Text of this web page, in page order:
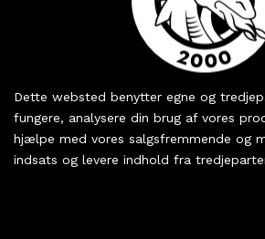
Køb dine billetter
dine
KØB BILLET
til TTH Holstebro i den
stolte over, at de har
landshold ved slutrunden.
Personlig sponsor for
Pedersen:
Dette websted benytter egne og
fungere, analysere din brug af vores
hjælpe med vores salgsfremmende og
indsats og levere indhold fra